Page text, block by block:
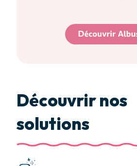
Découvrir nos
solutions